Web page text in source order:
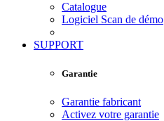
Catalogue
Logiciel Scan de démo
SUPPORT
Garantie
Garantie fabricant
Activez votre garantie